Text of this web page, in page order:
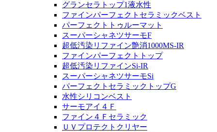
グランセラトップ1液水性
ファインパーフェクトセラミックベスト
パーフェクトトゥルーマット
スーパーシャネツサーモF
超低汚染リファイン艶消1000MS-IR
ファインパーフェクトトップ
超低汚染リファインSi-IR
スーパーシャネツサーモSi
パーフェクトセラミックトップG
水性シリコンベスト
サーモアイ４Ｆ
ファイン４Ｆセラミック
ＵＶプロテクトクリヤー